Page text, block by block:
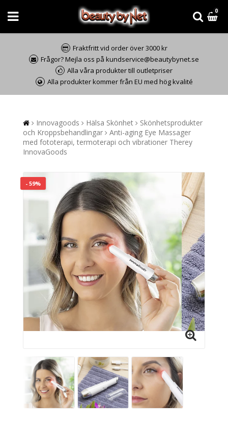
0
Fraktfritt vid order över 3000 kr
Frågor? Mejla oss på kundservice@beautybynet.se
Alla våra produkter till outletpriser
Alla produkter kommer från EU med hög kvalité
Innovagoods Hälsa Skönhet
Skönhetsprodukter
och Kroppsbehandlingar
Anti-aging Eye Massager
med fototerapi, termoterapi och vibrationer Therey
InnovaGoods
- 59%